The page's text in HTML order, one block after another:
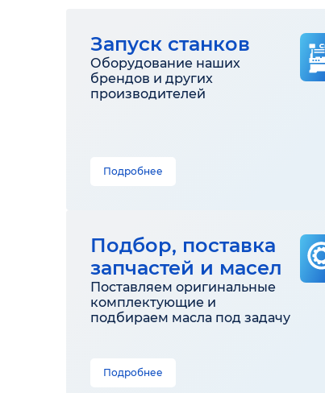
Запуск станков
Оборудование наших
брендов и других
производителей
Подробнее
Подбор, поставка
запчастей и масел
Поставляем оригинальные
комплектующие и
подбираем масла под задачу
Подробнее